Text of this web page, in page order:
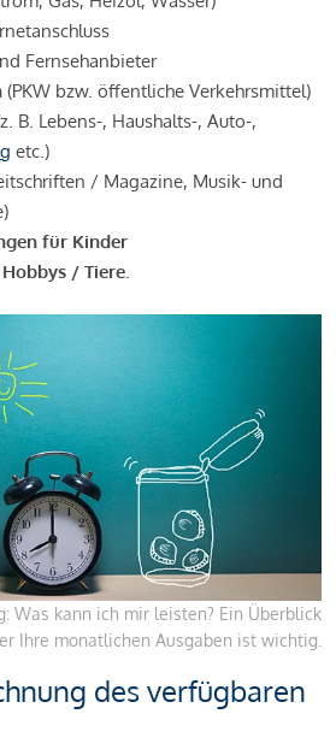
Fernsehanbieter
(PKW bzw. öffentliche Verkehrsmittel)
B. Lebens-, Haushalts-, Auto-,
etc.)
/ Magazine, Musik- und
für Kinder
/ Tiere.
Was kann ich mir leisten? Ein Überblick
Ihre monatlichen Ausgaben ist wichtig.
des verfügbaren